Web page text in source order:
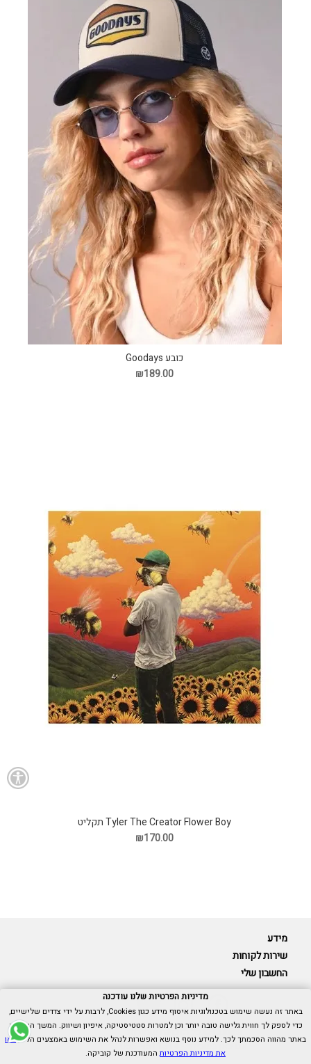
כובע Goodays
₪189.00
Tyler The Creator Flower Boy תקליט
₪170.00
מידע
שירות לקוחות
החשבון שלי
Cubica © כל הזכויות שמורות.
אנו כאן בשבילך -055-9511314
מדיניות הפרטיות שלנו עודכנה
באתר זה נעשה שימוש בטכנולוגיות איסוף מידע כגון Cookies, לרבות על ידי צדדים שלישיים,
כדי לספק לך חווית גלישה טובה יותר וכן למטרות סטטיסטיקה, איפיון ושיווק. המשך הגלישה
באתר מהווה הסכמתך לכך. למידע נוסף בנושא ואפשרות לנהל את השימוש באמצעים הללו,ראו
את מדיניות הפרטיותהמעודכנת של קוביקה.